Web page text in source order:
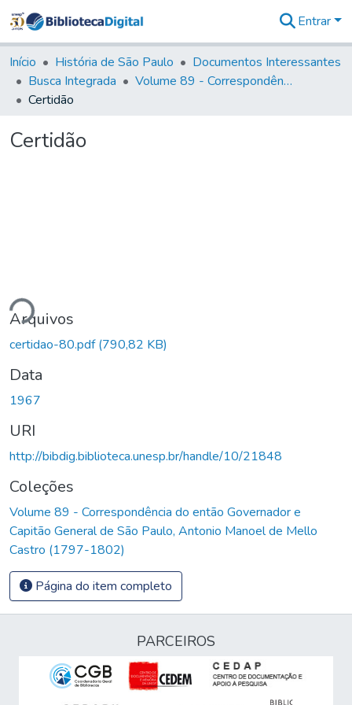
&
Coleções
Tudo na
Entrar
Início História de São Paulo
Documentos Interessantes
Busca Integrada
Volume 89 - Correspondência do então Governador e Capitão General de São Paulo, Antonio Manoel de Mello Castro (1797-1802)
Certidão
Certidão
Arquivos
certidao-80.pdf(790,82 KB)
Data
1967
URI
http://bibdig.biblioteca.unesp.br/handle/10/21848
Coleções
Volume 89 - Correspondência do então Governador e
Capitão General de São Paulo, Antonio Manoel de Mello
Castro (1797-1802)
Página do item completo
PARCEIROS